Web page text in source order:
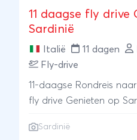
11 daagse fly drive
Sardinië
Italië 11 dagen
Fly-drive
11-daagse Rondreis
fly drive Genieten op
Sardinië